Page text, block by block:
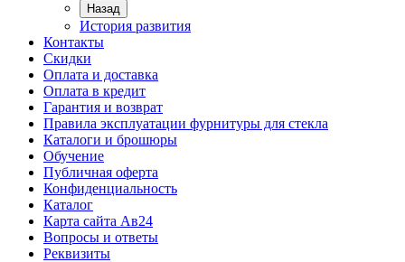
Назад
История развития
Контакты
Скидки
Оплата и доставка
Оплата в кредит
Гарантия и возврат
Правила эксплуатации фурнитуры для стекла
Каталоги и брошюры
Обучение
Публичная оферта
Конфиденциальность
Каталог
Карта сайта Ав24
Вопросы и ответы
Реквизиты